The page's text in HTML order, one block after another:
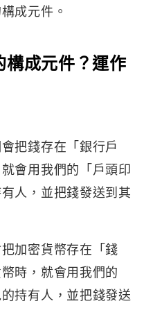
成元件。
構成元件？運作
把錢存在「銀行戶
會用我們的「戶頭印
人，並把錢發送到其
加密貨幣存在「錢
時，就會用我們的
持有人，並把錢發送